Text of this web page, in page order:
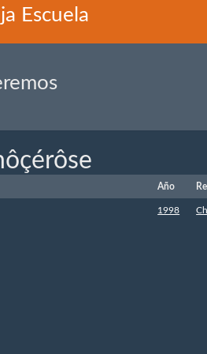
Escuela
Año
1998